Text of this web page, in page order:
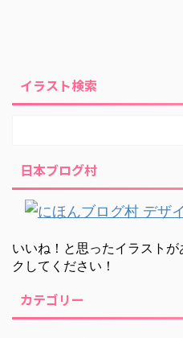
イラスト検索
日本ブログ村
いいね！と思ったイラスト
クしてください！
カテゴリー